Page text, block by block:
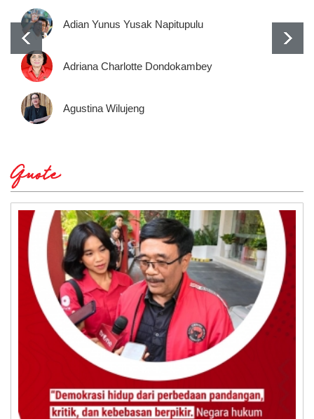
Adian Yunus Yusak Napitupulu
Adriana Charlotte Dondokambey
Agustina Wilujeng
Quote